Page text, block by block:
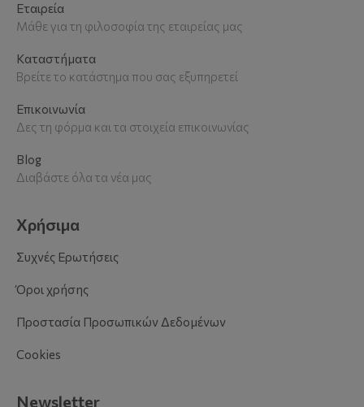
Εταιρεία
Μάθε για τη φιλοσοφία της εταιρείας μας
Καταστήματα
Βρείτε το κατάστημα που σας εξυπηρετεί
Επικοινωνία
Δες τη φόρμα και τα στοιχεία επικοινωνίας
Blog
Διαβάστε όλα τα νέα μας
Χρήσιμα
Συχνές Ερωτήσεις
Όροι χρήσης
Προστασία Προσωπικών Δεδομένων
Cookies
Newsletter